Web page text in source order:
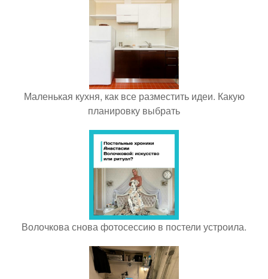
Маленькая кухня, как все разместить идеи. Какую
планировку выбрать
Волочкова снова фотосессию в постели устроила.